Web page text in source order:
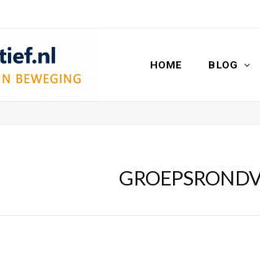
HOME BLOG